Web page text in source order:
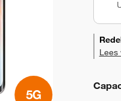
Lees